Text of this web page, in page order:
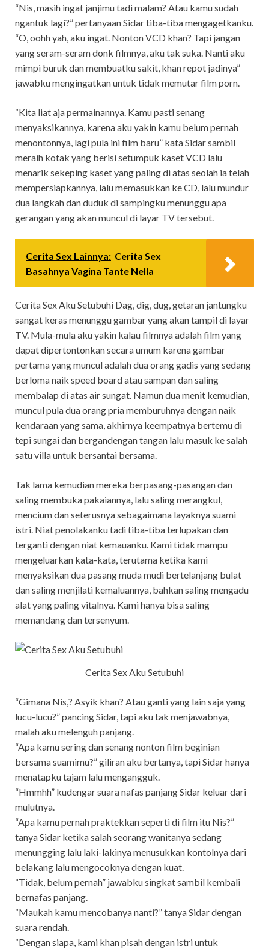
“Nis, masih ingat janjimu tadi malam? Atau kamu sudah
ngantuk lagi?” pertanyaan Sidar tiba-tiba mengagetkanku.
“O, oohh yah, aku ingat. Nonton VCD khan? Tapi jangan
yang seram-seram donk filmnya, aku tak suka. Nanti aku
mimpi buruk dan membuatku sakit, khan repot jadinya”
jawabku mengingatkan untuk tidak memutar film porn.
“Kita liat aja permainannya. Kamu pasti senang
menyaksikannya, karena aku yakin kamu belum pernah
menontonnya, lagi pula ini film baru” kata Sidar sambil
meraih kotak yang berisi setumpuk kaset VCD lalu
menarik sekeping kaset yang paling di atas seolah ia telah
mempersiapkannya, lalu memasukkan ke CD, lalu mundur
dua langkah dan duduk di sampingku menunggu apa
gerangan yang akan muncul di layar TV tersebut.
Cerita Sex Lainnya: Cerita Sex
Basahnya Vagina Tante Nella
Cerita Sex Aku Setubuhi Dag, dig, dug, getaran jantungku
sangat keras menunggu gambar yang akan tampil di layar
TV. Mula-mula aku yakin kalau filmnya adalah film yang
dapat dipertontonkan secara umum karena gambar
pertama yang muncul adalah dua orang gadis yang sedang
berloma naik speed board atau sampan dan saling
membalap di atas air sungat. Namun dua menit kemudian,
muncul pula dua orang pria memburuhnya dengan naik
kendaraan yang sama, akhirnya keempatnya bertemu di
tepi sungai dan bergandengan tangan lalu masuk ke salah
satu villa untuk bersantai bersama.
Tak lama kemudian mereka berpasang-pasangan dan
saling membuka pakaiannya, lalu saling merangkul,
mencium dan seterusnya sebagaimana layaknya suami
istri. Niat penolakanku tadi tiba-tiba terlupakan dan
terganti dengan niat kemauanku. Kami tidak mampu
mengeluarkan kata-kata, terutama ketika kami
menyaksikan dua pasang muda mudi bertelanjang bulat
dan saling menjilati kemaluannya, bahkan saling mengadu
alat yang paling vitalnya. Kami hanya bisa saling
memandang dan tersenyum.
Cerita Sex Aku Setubuhi
“Gimana Nis,? Asyik khan? Atau ganti yang lain saja yang
lucu-lucu?” pancing Sidar, tapi aku tak menjawabnya,
malah aku melenguh panjang.
“Apa kamu sering dan senang nonton film beginian
bersama suamimu?” giliran aku bertanya, tapi Sidar hanya
menatapku tajam lalu mengangguk.
“Hmmhh” kudengar suara nafas panjang Sidar keluar dari
mulutnya.
“Apa kamu pernah praktekkan seperti di film itu Nis?”
tanya Sidar ketika salah seorang wanitanya sedang
menungging lalu laki-lakinya menusukkan kontolnya dari
belakang lalu mengocoknya dengan kuat.
“Tidak, belum pernah” jawabku singkat sambil kembali
bernafas panjang.
“Maukah kamu mencobanya nanti?” tanya Sidar dengan
suara rendah.
“Dengan siapa, kami khan pisah dengan istri untuk